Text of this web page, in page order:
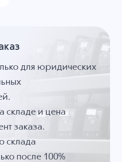
для юридических
складе и цена
заказа.
склада
после 100%